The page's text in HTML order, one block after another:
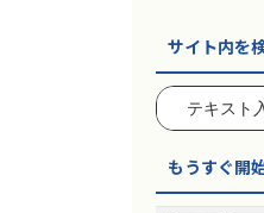
サイト内を
もうすぐ開